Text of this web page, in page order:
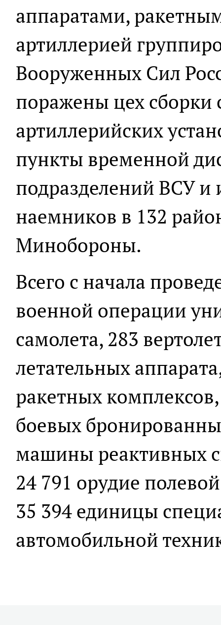
аппаратами,
артиллерией
Вооруженных Сил
поражены цех сборки
артиллерийских
пункты временной
подразделений ВСУ и
наемников в 132
Минобороны.
Всего с начала
военной операции
самолета, 283
летательных
ракетных
боевых
машины реактивных
24 791 орудие
35 394 единицы
автомобильной